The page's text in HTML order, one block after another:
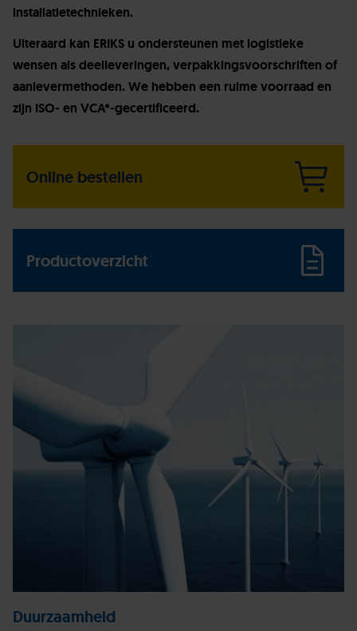
installatietechnieken.
Uiteraard kan ERIKS u ondersteunen met logistieke
wensen als deelleveringen, verpakkingsvoorschriften of
aanlevermethoden. We hebben een ruime voorraad en
zijn ISO- en VCA*-gecertificeerd.
Online bestellen
Productoverzicht
Duurzaamheid